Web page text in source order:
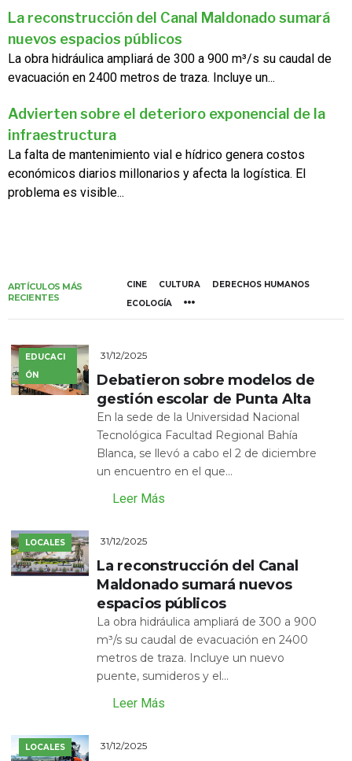
La reconstrucción del Canal Maldonado sumará
nuevos espacios públicos
La obra hidráulica ampliará de 300 a 900 m³/s su caudal de
evacuación en 2400 metros de traza. Incluye un...
Advierten sobre el deterioro exponencial de la
infraestructura
La falta de mantenimiento vial e hídrico genera costos
económicos diarios millonarios y afecta la logística. El
problema es visible...
ARTÍCULOS MÁS
RECIENTES
CINE CULTURA
DERECHOS HUMANOS
ECOLOGÍA
EDUCACI
ÓN
31/12/2025
Debatieron sobre modelos de
gestión escolar de Punta Alta
En la sede de la Universidad Nacional
Tecnológica Facultad Regional Bahía
Blanca, se llevó a cabo el 2 de diciembre
un encuentro en el que...
Leer Más
LOCALES 31/12/2025
La reconstrucción del Canal
Maldonado sumará nuevos
espacios públicos
La obra hidráulica ampliará de 300 a 900
m³/s su caudal de evacuación en 2400
metros de traza. Incluye un nuevo
puente, sumideros y el...
Leer Más
LOCALES 31/12/2025